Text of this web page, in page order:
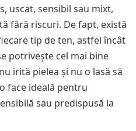
uscat, sensibil sau mixt,
fără riscuri. De fapt, există
tip de ten, astfel încât
potrivește cel mai bine
irită pielea și nu o lasă să
face ideală pentru
sau predispusă la